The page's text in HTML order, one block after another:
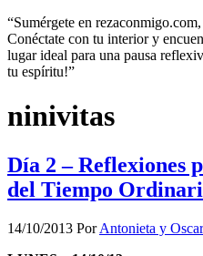
“Sumérgete en
Conéctate con tu interior y
lugar ideal para una pausa
tu espíritu!”
ninivitas
Día 2 – Reflexiones
del Tiempo
14/10/2013 PorAntonieta y Oscar